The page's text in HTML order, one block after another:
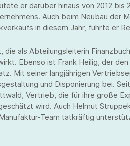
er darüber hinaus von 2012 bis
Auch beim Neubau der
in diesem Jahr, führte er
als Abteilungsleiterin
Ebenso ist Frank Heilig, der den
Mit seiner langjährigen
und Disponierung bei.
Vertrieb, die für ihre große
wird. Auch Helmut
Team tatkräftig